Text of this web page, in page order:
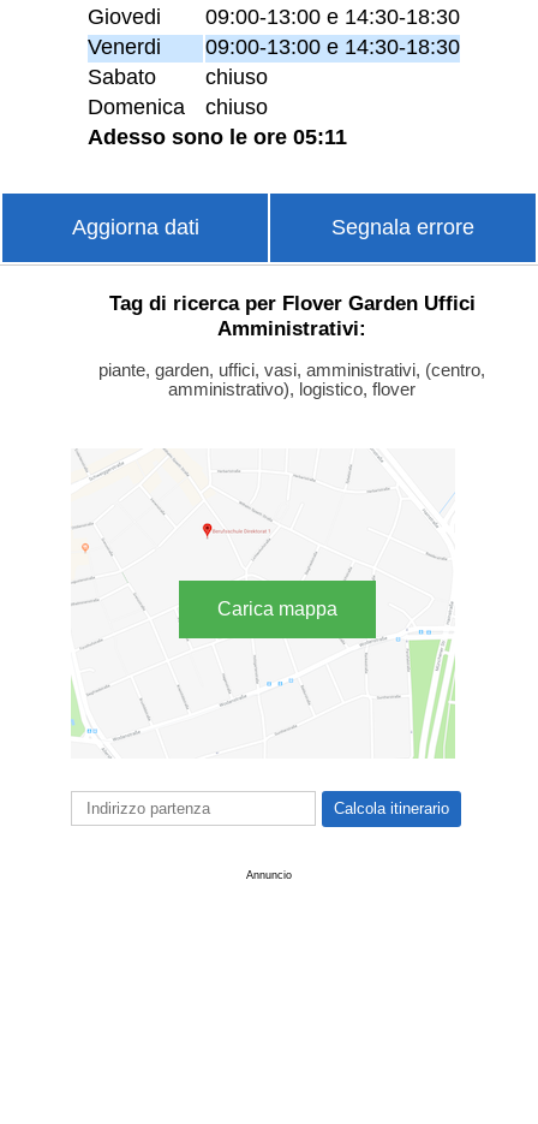
Giovedi
09:00-13:00 e 14:30-18:30
Venerdi
09:00-13:00 e 14:30-18:30
Sabato
chiuso
Domenica
chiuso
Adesso sono le ore 05:11
Aggiorna dati Segnala errore
Tag di ricerca per Flover Garden Uffici
Amministrativi:
piante, garden, uffici, vasi, amministrativi, (centro,
amministrativo), logistico, flover
Carica mappa
Annuncio